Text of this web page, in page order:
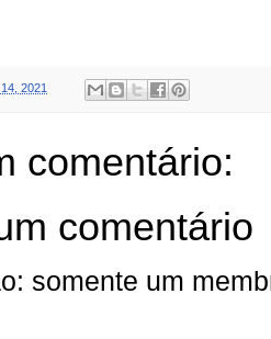
2021
comentário:
comentário
somente um